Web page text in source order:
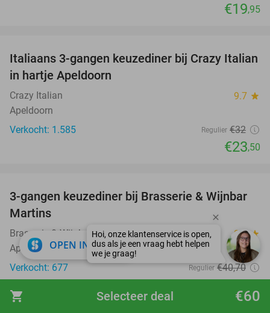
shopping_cart €60
Selecteer deal
€19,95
27%
Italiaans 3-gangen keuzediner bij Crazy Italian
in hartje Apeldoorn
Crazy Italian 9.7 star
Apeldoorn
Verkocht: 1.585
Regulier €32
€23,50
35%
3-gangen keuzediner bij Brasserie & Wijnbar
Martins
Brasserie & Wijnbar Martins 9.8star
Apeldoorn
Verkocht: 677
Regulier €40,70
€26
favorite_border
OPEN IN APP close